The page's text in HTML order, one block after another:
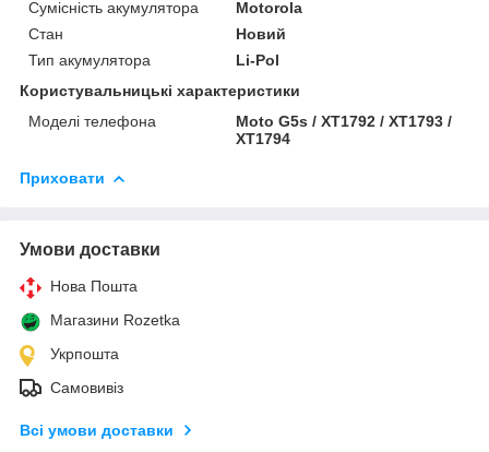
Сумісність акумулятора
Motorola
Стан
Новий
Тип акумулятора
Li-Pol
Користувальницькі характеристики
Моделі телефона
Moto G5s / XT1792 / XT1793 /
XT1794
Приховати
Умови доставки
Нова Пошта
Магазини Rozetka
Укрпошта
Самовивіз
Всі умови доставки